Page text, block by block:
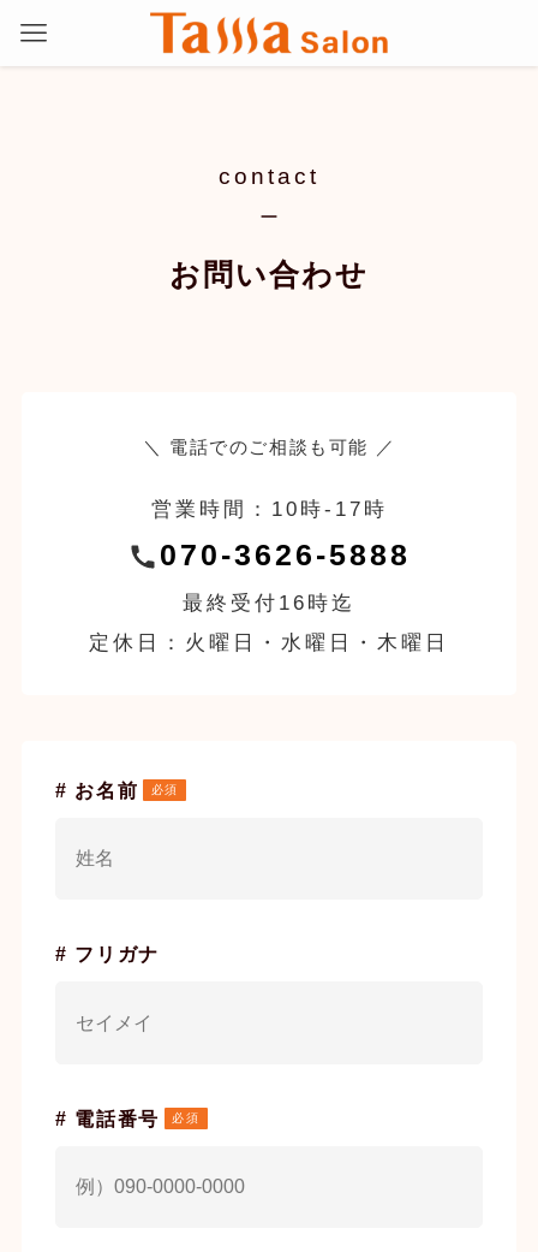
contact
お問い合わせ
＼ 電話でのご相談も可能 ／
営業時間：10時-17時
070-3626-5888
最終受付16時迄
定休日：火曜日・水曜日・木曜日
# お名前
# フリガナ
# 電話番号